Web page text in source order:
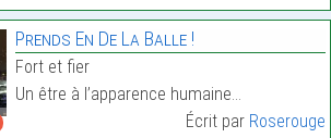
Prends En De La Balle !
Fort et fier
Un être à l’apparence humaine…
Écrit par Roserouge